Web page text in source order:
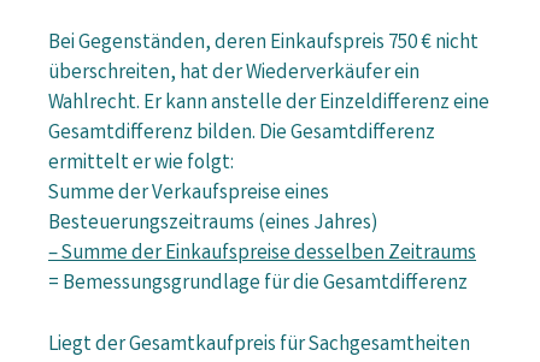
Bei Gegenständen, deren Einkaufspreis 750 € nicht
überschreiten, hat der Wiederverkäufer ein
Wahlrecht. Er kann anstelle der Einzeldifferenz eine
Gesamtdifferenz bilden. Die Gesamtdifferenz
ermittelt er wie folgt:
Summe der Verkaufspreise eines
Besteuerungszeitraums (eines Jahres)
– Summe der Einkaufspreise desselben Zeitraums
= Bemessungsgrundlage für die Gesamtdifferenz
Liegt der Gesamtkaufpreis für Sachgesamtheiten